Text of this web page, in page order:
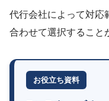
代行会社によって対応
合わせて選択すること
お役立ち資料